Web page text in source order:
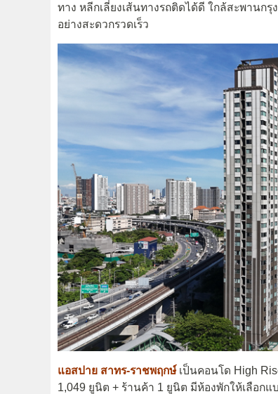
ทาง หลีกเลี่ยงเส้นทางรถติดได้ดี ใกล้สะพานก
อย่างสะดวกรวดเร็ว
แอสปาย สาทร-ราชพฤกษ์เป็นคอนโด High
1,049 ยูนิต + ร้านค้า 1 ยูนิต มีห้องพักให้เลือก